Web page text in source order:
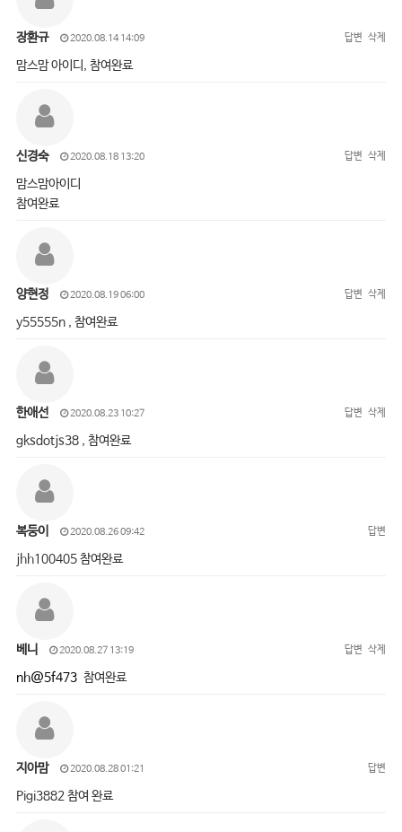
장환규 2020.08.14 14:09 답변 삭제
맘스맘 아이디, 참여완료
신경숙 2020.08.18 13:20 답변 삭제
맘스맘아이디
참여완료
양현정 2020.08.19 06:00 답변 삭제
y55555n , 참여완료
한애선 2020.08.23 10:27 답변 삭제
gksdotjs38 , 참여완료
복둥이 2020.08.26 09:42 답변
jhh100405 참여완료
베니 2020.08.27 13:19 답변 삭제
nh@5f473참여완료
지아맘 2020.08.28 01:21 답변
Pigi3882 참여 완료